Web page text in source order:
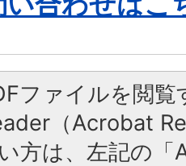
ファイルを閲
（Acrobat
方は、左記の「